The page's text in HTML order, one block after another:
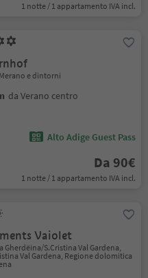
1 notte / 1 appartamento IVA incl.
e dintorni
da Verano centro
Alto Adige Guest Pass
Da 90€
1 notte / 1 appartamento IVA incl.
Vaiolet
Gherdëina/S.Cristina Val Gardena,
Val Gardena, Regione dolomitica